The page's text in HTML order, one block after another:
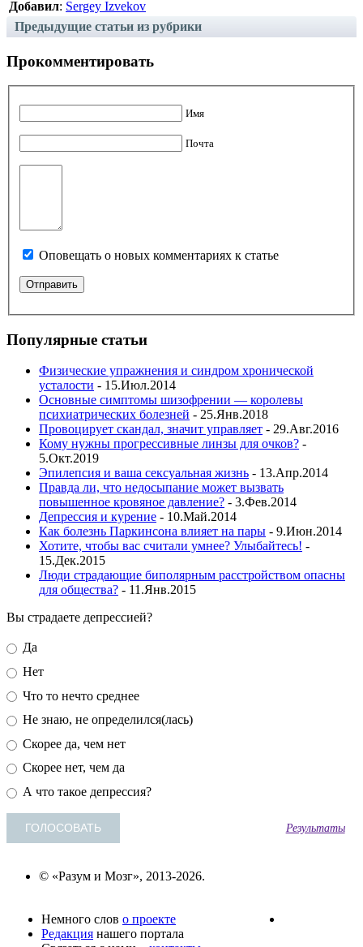
Добавил: Sergey Izvekov
Предыдущие статьи из рубрики
Прокомментировать
Имя
Почта
Оповещать о новых комментариях к статье
Популярные статьи
Физические упражнения и синдром хронической
усталости - 15.Июл.2014
Основные симптомы шизофрении — королевы
психиатрических болезней - 25.Янв.2018
Провоцирует скандал, значит управляет - 29.Авг.2016
Кому нужны прогрессивные линзы для очков? -
5.Окт.2019
Эпилепсия и ваша сексуальная жизнь - 13.Апр.2014
Правда ли, что недосыпание может вызвать
повышенное кровяное давление? - 3.Фев.2014
Депрессия и курение - 10.Май.2014
Как болезнь Паркинсона влияет на пары - 9.Июн.2014
Хотите, чтобы вас считали умнее? Улыбайтесь! -
15.Дек.2015
Люди страдающие биполярным расстройством опасны
для общества? - 11.Янв.2015
Вы страдаете депрессией?
Да
Нет
Что то нечто среднее
Не знаю, не определился(лась)
Скорее да, чем нет
Скорее нет, чем да
А что такое депрессия?
Результаты
© «Разум и Мозг», 2013-2026.
Немного слов о проекте
Редакция нашего портала